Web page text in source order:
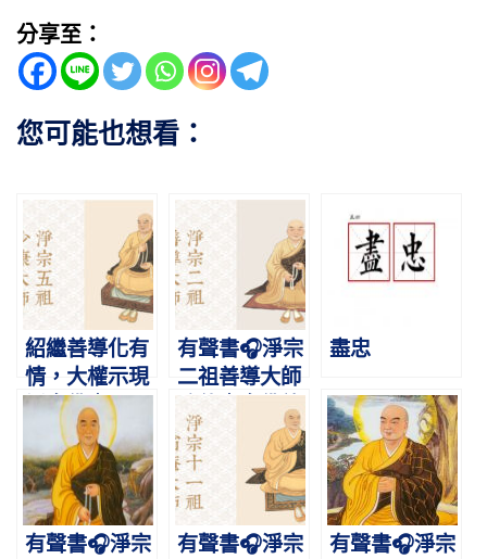
分享至：
您可能也想看：
紹繼善導化有
情，大權示現
誘念佛｜11/3
淨宗五祖少康
大師圓寂紀念
日
有聲書🎧淨宗
二祖善導大師
略傳｜念佛放
光，光明和尚
盡忠
有聲書🎧淨宗
有聲書🎧淨宗
有聲書🎧淨宗